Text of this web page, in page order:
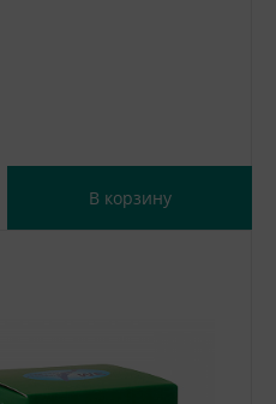
В корзину